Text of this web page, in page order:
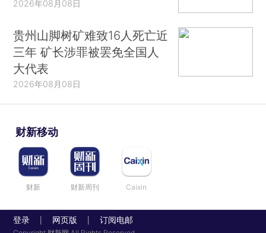
2026年08月08日
贵州山脚树矿难致16人死亡近
三年 矿长涉罪被罢免全国人
大代表
2026年08月08日
财新移动
财新 财新周刊 Caixin
登录 网页版 订阅电邮